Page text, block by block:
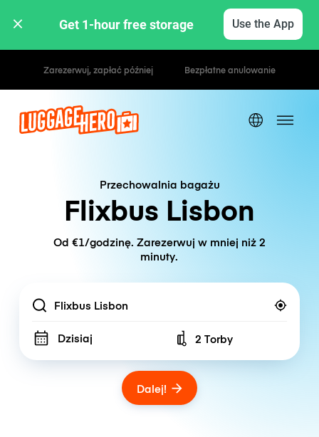
Get 1-hour free storage Use the App
Stawki godzinowe / dzienne
Przechowalnia bagażu
Flixbus Lisbon
Od €1/godzinę. Zarezerwuj w mniej niż 2
minuty.
Location
Dzisiaj Number of bags
2 Torby
Dalej!